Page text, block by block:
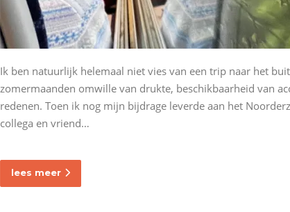
Ik ben natuurlijk helemaal niet vies van een trip naar het
zomermaanden omwille van drukte, beschikbaarheid van
redenen. Toen ik nog mijn bijdrage leverde aan het
collega en vriend…
lees meer